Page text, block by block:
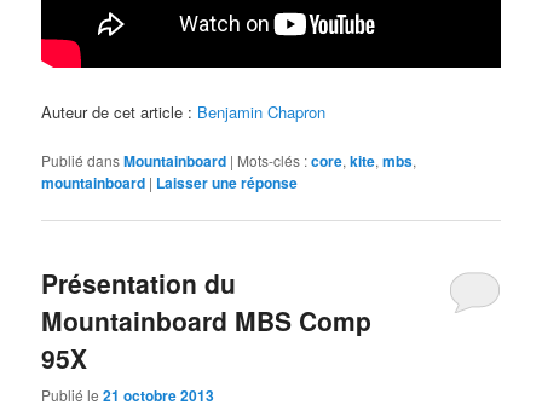
Auteur de cet article : Benjamin Chapron
Publié dansMountainboard | Mots-clés :core,kite,mbs,
mountainboard | Laisser une réponse
Présentation du
Mountainboard MBS Comp
95X
Publié le21 octobre 2013